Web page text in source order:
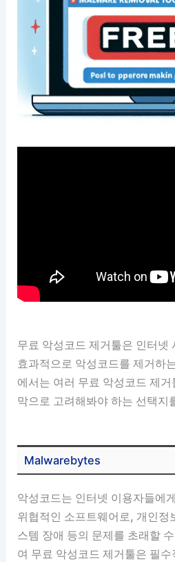
무료 악성코드 제거툴은 인터넷
효과적으로 악성코드를 제거하
에서는 여러 무료 악성코드 제
막으로 고려해봐야 하는 선택지
Malwarebytes
악성코드는 인터넷 이용자들에
위협적인 소프트웨어로, 개인정
스템 장애 등의 문제를 초래할
여 무료 악성코드 제거툴은 필